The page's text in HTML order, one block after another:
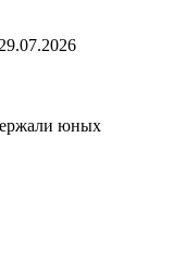
юных